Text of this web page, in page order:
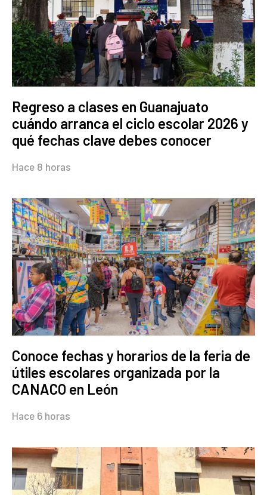
Regreso a clases en Guanajuato
cuándo arranca el ciclo escolar 2026 y
qué fechas clave debes conocer
Hace 8 horas
Conoce fechas y horarios de la feria de
útiles escolares organizada por la
CANACO en León
Hace 6 horas